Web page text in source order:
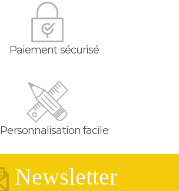
Paiement sécurisé
Personnalisation facile
Newsletter